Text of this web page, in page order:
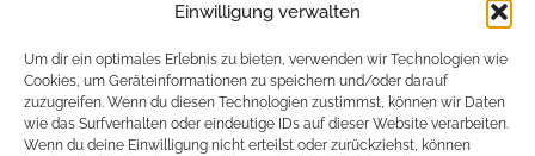
Einwilligung verwalten
Um dir ein optimales Erlebnis zu bieten, verwenden wir Technologien wie
Cookies, um Geräteinformationen zu speichern und/oder darauf
zuzugreifen. Wenn du diesen Technologien zustimmst, können wir Daten
wie das Surfverhalten oder eindeutige IDs auf dieser Website verarbeiten.
Wenn du deine Einwilligung nicht erteilst oder zurückziehst, können